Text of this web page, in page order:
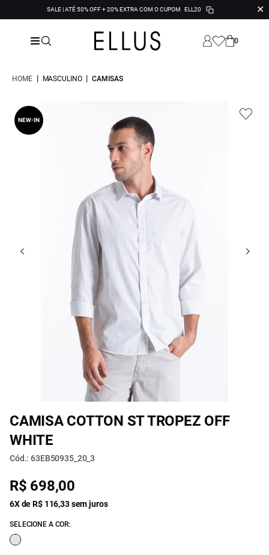
SALE | ATÉ 50% OFF + 20% EXTRA COM O CUPOM ELL20 ✕
0
HOME | MASCULINO | CAMISAS
NEW-IN
CAMISA COTTON ST TROPEZ OFF
WHITE
Cód.: 63EB50935_20_3
R$ 698,00
6X de R$ 116,33 sem juros
SELECIONE A COR: